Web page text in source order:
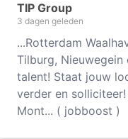
TIP Group
3 dagen geleden
...Rotterdam
Tilburg,
talent! Staat jouw
verder en
Mont... ( jobboost )